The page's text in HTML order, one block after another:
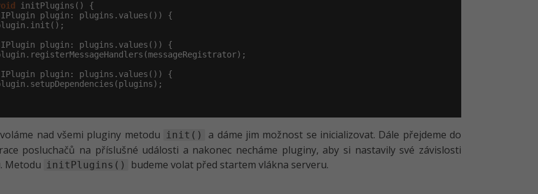
initPlugins() {
plugin: plugins.values()) {
plugin: plugins.values()) {
plugin: plugins.values()) {
nad všemi pluginy metodu init()
a dáme jim možnost se inicializovat. Dále přejdeme do
posluchačů na příslušné události a nakonec necháme pluginy, aby si nastavily své závislosti
Metodu initPlugins() budeme volat před startem vlákna serveru.